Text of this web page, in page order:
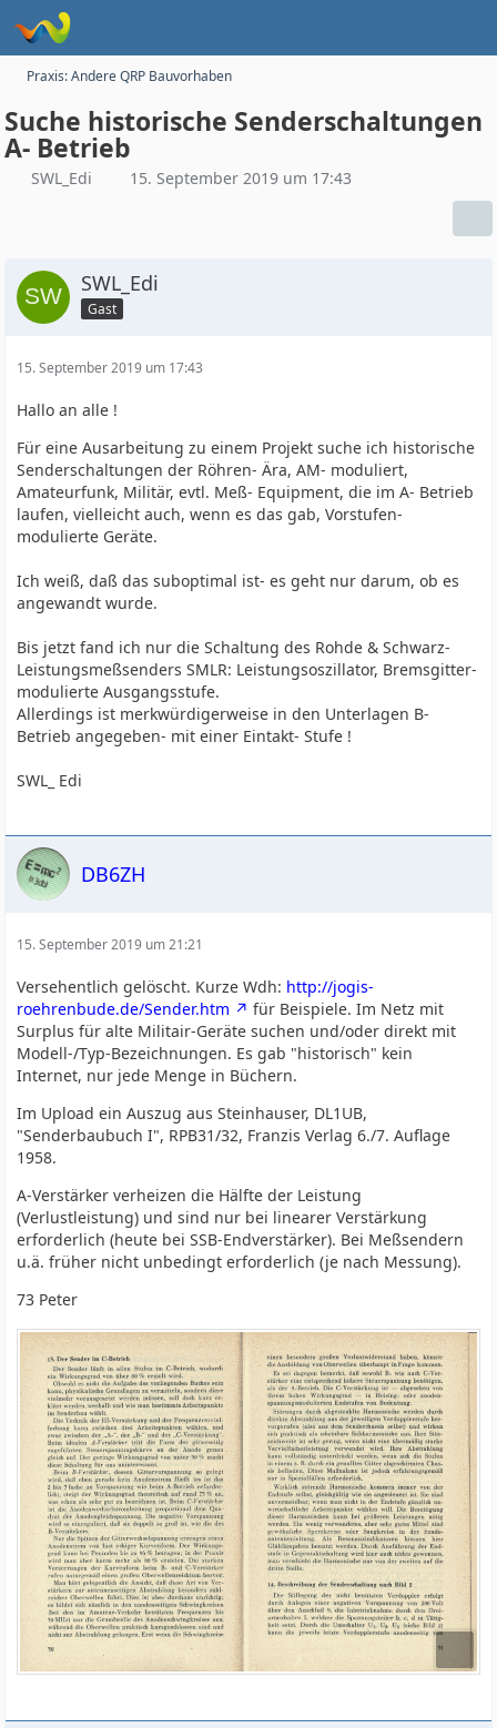
Praxis: Andere QRP Bauvorhaben
Suche historische Senderschaltungen
A- Betrieb
SWL_Edi 15. September 2019 um 17:43
SWL_Edi
Gast
15. September 2019 um 17:43
Hallo an alle !
Für eine Ausarbeitung zu einem Projekt suche ich historische
Senderschaltungen der Röhren- Ära, AM- moduliert,
Amateurfunk, Militär, evtl. Meß- Equipment, die im A- Betrieb
laufen, vielleicht auch, wenn es das gab, Vorstufen-
modulierte Geräte.
Ich weiß, daß das suboptimal ist- es geht nur darum, ob es
angewandt wurde.
Bis jetzt fand ich nur die Schaltung des Rohde & Schwarz-
Leistungsmeßsenders SMLR: Leistungsoszillator, Bremsgitter-
modulierte Ausgangsstufe.
Allerdings ist merkwürdigerweise in den Unterlagen B-
Betrieb angegeben- mit einer Eintakt- Stufe !
SWL_ Edi
DB6ZH
15. September 2019 um 21:21
Versehentlich gelöscht. Kurze Wdh: http://jogis-
roehrenbude.de/Sender.htm
für Beispiele. Im Netz mit
Surplus für alte Militair-Geräte suchen und/oder direkt mit
Modell-/Typ-Bezeichnungen. Es gab "historisch" kein
Internet, nur jede Menge in Büchern.
Im Upload ein Auszug aus Steinhauser, DL1UB,
"Senderbaubuch I", RPB31/32, Franzis Verlag 6./7. Auflage
1958.
A-Verstärker verheizen die Hälfte der Leistung
(Verlustleistung) und sind nur bei linearer Verstärkung
erforderlich (heute bei SSB-Endverstärker). Bei Meßsendern
u.ä. früher nicht unbedingt erforderlich (je nach Messung).
73 Peter